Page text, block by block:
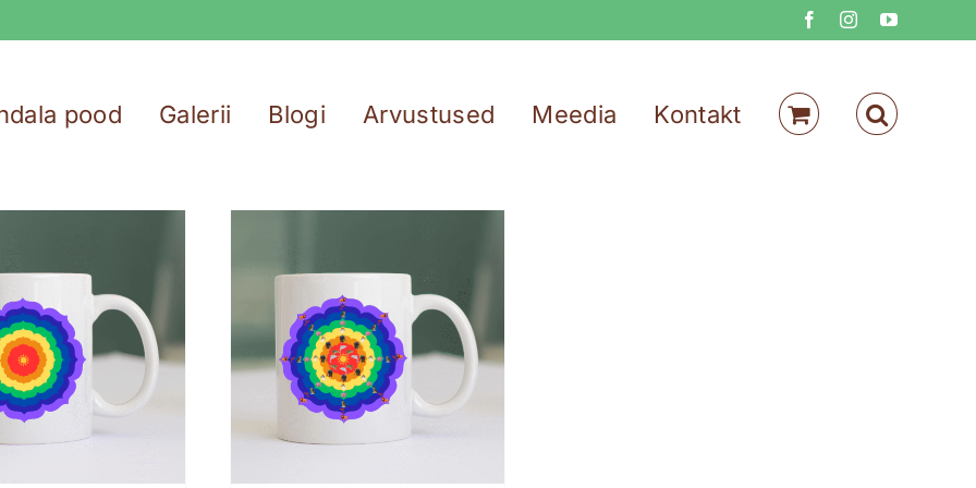
FacebookInstagramYouTube
pood Galerii Blogi Arvustused Meedia Kontakt